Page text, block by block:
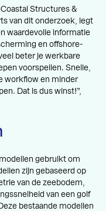
Structures &
van dit onderzoek, legt
waardevolle informatie
en offshore-
beter je werkbare
voorspellen. Snelle,
workflow en minder
Dat is dus winst!”,
gebruikt om
zijn gebaseerd op
van de zeebodem,
van een golf
bestaande modellen